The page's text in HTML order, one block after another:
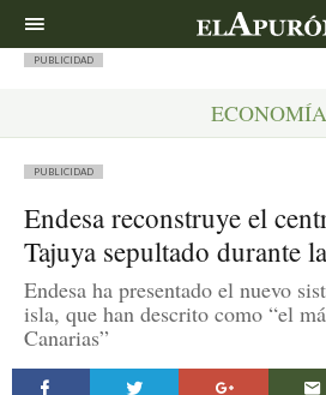
PUBLICIDAD
ECONOMÍA
PUBLICIDAD
Endesa reconstruye el
Tajuya sepultado durante
Endesa ha presentado el nuevo
isla, que han descrito como “el
Canarias”